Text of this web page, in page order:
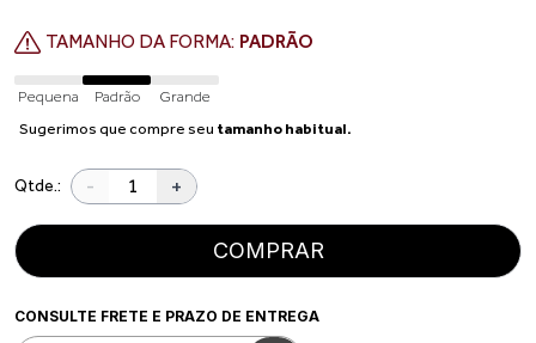
TAMANHO DA FORMA: PADRÃO
Pequena Padrão
Grande
Sugerimos que compre seu tamanho habitual.
Qtde.: - +
COMPRAR
CONSULTE FRETE E PRAZO DE ENTREGA